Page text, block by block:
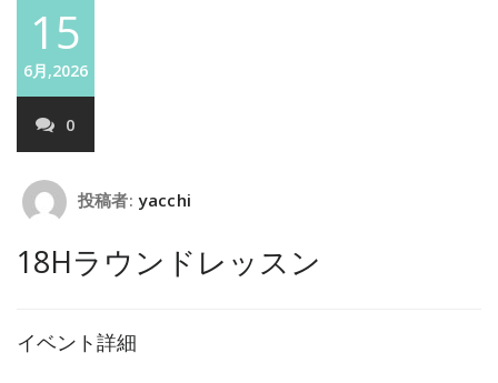
15
6月,2026
0
投稿者: yacchi
18Hラウンドレッスン
イベント詳細